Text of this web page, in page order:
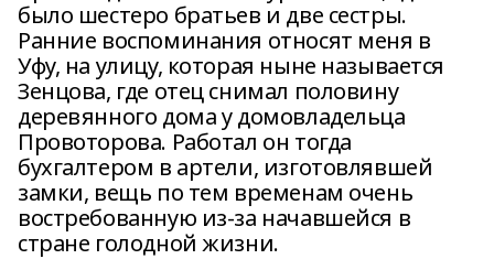
было шестеро братьев и две сестры.
Ранние воспоминания относят меня в
Уфу, на улицу, которая ныне называется
Зенцова, где отец снимал половину
деревянного дома у домовладельца
Провоторова. Работал он тогда
бухгалтером в артели, изготовлявшей
замки, вещь по тем временам очень
востребованную из-за начавшейся в
стране голодной жизни.